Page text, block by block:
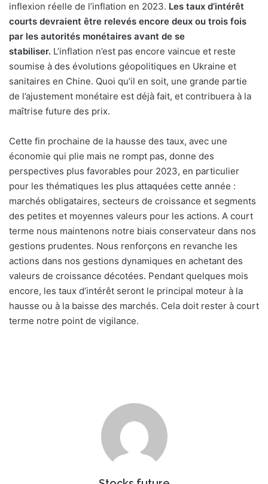
inflexion réelle de l’inflation en 2023. Les taux d’intérêt
courts devraient être relevés encore deux ou trois fois
par les autorités monétaires avant de se
stabiliser. L’inflation n’est pas encore vaincue et reste
soumise à des évolutions géopolitiques en Ukraine et
sanitaires en Chine. Quoi qu’il en soit, une grande partie
de l’ajustement monétaire est déjà fait, et contribuera à la
maîtrise future des prix.
Cette fin prochaine de la hausse des taux, avec une
économie qui plie mais ne rompt pas, donne des
perspectives plus favorables pour 2023, en particulier
pour les thématiques les plus attaquées cette année :
marchés obligataires, secteurs de croissance et segments
des petites et moyennes valeurs pour les actions. A court
terme nous maintenons notre biais conservateur dans nos
gestions prudentes. Nous renforçons en revanche les
actions dans nos gestions dynamiques en achetant des
valeurs de croissance décotées. Pendant quelques mois
encore, les taux d’intérêt seront le principal moteur à la
hausse ou à la baisse des marchés. Cela doit rester à court
terme notre point de vigilance.